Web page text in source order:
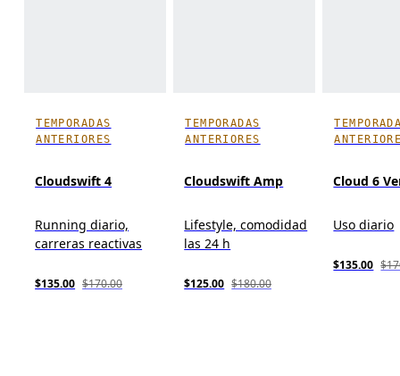
TEMPORADAS
ANTERIORES
Cloudswift 4
Running diario,
carreras reactivas
$135.00 $170.00
TEMPORADAS
ANTERIORES
Cloudswift Amp
Lifestyle, comodidad
las 24 h
$125.00 $180.00
Cloud 6
Uso diario
$135.00